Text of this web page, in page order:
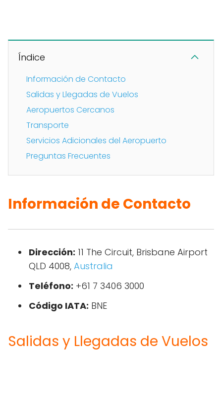
Índice
Información de Contacto
Salidas y Llegadas de Vuelos
Aeropuertos Cercanos
Transporte
Servicios Adicionales del Aeropuerto
Preguntas Frecuentes
Información de Contacto
Dirección: 11 The Circuit, Brisbane Airport
QLD 4008, Australia
Teléfono: +61 7 3406 3000
Código IATA: BNE
Salidas y Llegadas de Vuelos